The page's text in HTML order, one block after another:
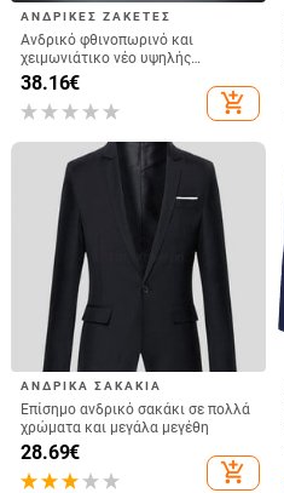
ΑΝΔΡΙΚΈΣ ΖΑΚΈΤΕΣ
Ανδρικό φθινοπωρινό και
χειμωνιάτικο νέο υψηλής
ποιότητας πουλόβερ με μισό
φερμουάρ σε κορεατικό στιλ,
φαρδύ, μοντέρνο πλεκτό ζακέτα με
38.16€
add_shopping_cart
ΑΝΔΡΙΚΆ ΣΑΚΆΚΙΑ
Επίσημο ανδρικό σακάκι σε πολλά
χρώματα και μεγάλα μεγέθη
28.69€
add_shopping_cart